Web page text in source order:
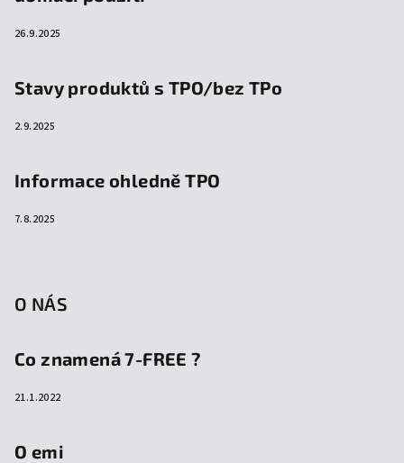
26.9.2025
Stavy produktů s TPO/bez TPo
2.9.2025
Informace ohledně TPO
7.8.2025
O NÁS
Co znamená 7-FREE ?
21.1.2022
O emi